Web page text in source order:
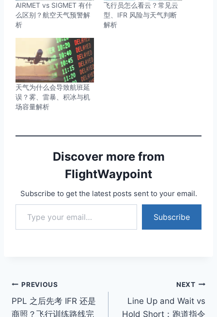
AIRMET vs SIGMET 有什
么区别？航空天气预警解
析
飞行员怎么看云？常见云
型、IFR 风险与天气判断
解析
天气为什么会导致航班延
误？雾、雷暴、积冰与机
场容量解析
Discover more from
FlightWaypoint
Subscribe to get the latest posts sent to your email.
Type your email…
Subscribe
Post
navigation
PREVIOUS
PPL 之后先考 IFR 还是
商照？飞行训练路线完
NEXT
Line Up and Wait vs
Hold Short：跑道指令